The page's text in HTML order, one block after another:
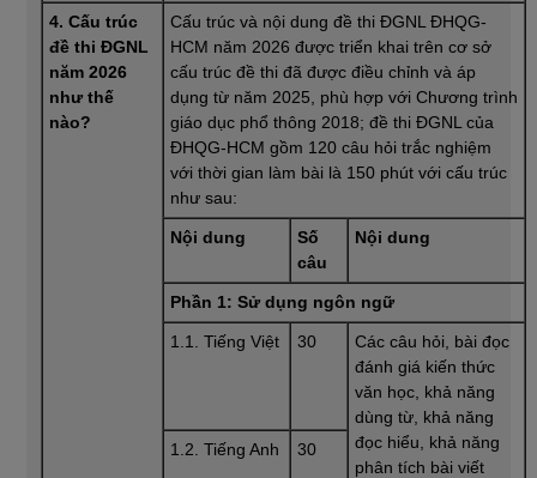
4. Cấu trúc
đề thi ĐGNL
năm 2026
như thế
nào?
Cấu trúc và nội dung đề thi ĐGNL ĐHQG-
HCM năm 2026 được triển khai trên cơ sở
cấu trúc đề thi đã được điều chỉnh và áp
dụng từ năm 2025, phù hợp với Chương trình
giáo dục phổ thông 2018; đề thi ĐGNL của
ĐHQG-HCM gồm 120 câu hỏi trắc nghiệm
với thời gian làm bài là 150 phút với cấu trúc
như sau:
Nội dung
Số
câu
Nội dung
Phần 1: Sử dụng ngôn ngữ
1.1. Tiếng Việt 30
Các câu hỏi, bài đọc
đánh giá kiến thức
văn học, khả năng
dùng từ, khả năng
đọc hiểu, khả năng
phân tích bài viết
1.2. Tiếng Anh 30